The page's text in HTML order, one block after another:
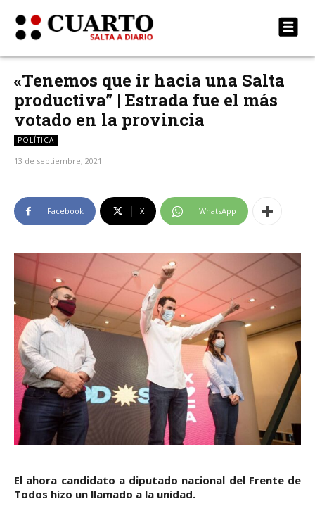
«Tenemos que ir hacia una Salta
productiva” | Estrada fue el más
votado en la provincia
POLÍTICA
13 de septiembre, 2021
Facebook X WhatsApp
El ahora candidato a diputado nacional del Frente de
Todos hizo un llamado a la unidad.